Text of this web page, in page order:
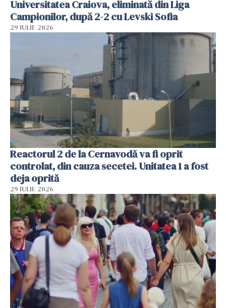
Universitatea Craiova, eliminată din Liga
Campionilor, după 2-2 cu Levski Sofia
29 IULIE 2026
Reactorul 2 de la Cernavodă va fi oprit
controlat, din cauza secetei. Unitatea 1 a fost
deja oprită
29 IULIE 2026